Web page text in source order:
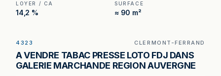
LOYER / CA
14,2 %
SURFACE
≈ 90 m²
Ferrand, au prix de 1 007 000 €. (Honoraires à la
charge de l'acquéreur : 57 000 €).
4323 CLERMONT-FERRAND
A VENDRE TABAC PRESSE LOTO FDJ DANS
GALERIE MARCHANDE REGION AUVERGNE